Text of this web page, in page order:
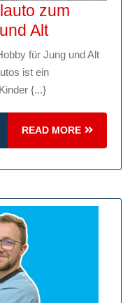
zum
AltKreativer
Spaß:
Modellauto
für
Jung
und
für Jung und Alt
ist ein
{...}
READ MORE
READ
MORE